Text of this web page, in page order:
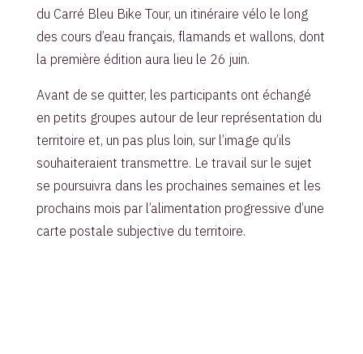
du Carré Bleu Bike Tour, un itinéraire vélo le long
des cours d’eau français, flamands et wallons, dont
la première édition aura lieu le 26 juin.
Avant de se quitter, les participants ont échangé
en petits groupes autour de leur représentation du
territoire et, un pas plus loin, sur l’image qu’ils
souhaiteraient transmettre. Le travail sur le sujet
se poursuivra dans les prochaines semaines et les
prochains mois par l’alimentation progressive d’une
carte postale subjective du territoire.